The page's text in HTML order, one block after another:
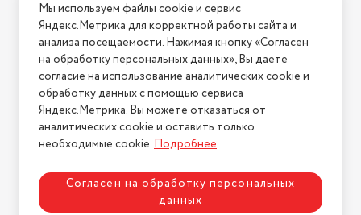
Кожаная ручка для удобной транспортировки
Стильный дизайн
360° циклическая очистка- Точно контролирует качество
воздуха для автоматической оптимизации скорости
фильтрации.
Интеллектуальное управление
Управляйте SmartMi Air Purifier P1 из любого места с
Условия возврата
Нашли ошибку на сайте? Напишите нам
2026 © Интернет-магазин "АстМаркет". У нас есть всё!
Политика конфиденциальности
Мы используем файлы cookie и сервис
Яндекс.Метрика для корректной работы сайта и
анализа посещаемости. Нажимая кнопку «Согласен
на обработку персональных данных», Вы даете
согласие на использование аналитических cookie и
обработку данных с помощью сервиса
Яндекс.Метрика. Вы можете отказаться от
аналитических cookie и оставить только
необходимые cookie.Подробнее.
Согласен на обработку персональных
данных